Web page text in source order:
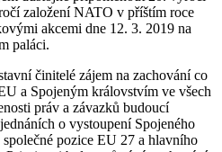
založení NATO v příštím roce
akcemi dne 12. 3. 2019 na
paláci.
činitelé zájem na zachování co
a Spojeným královstvím ve všech
práv a závazků budoucí
o vystoupení Spojeného
pozice EU 27 a hlavního